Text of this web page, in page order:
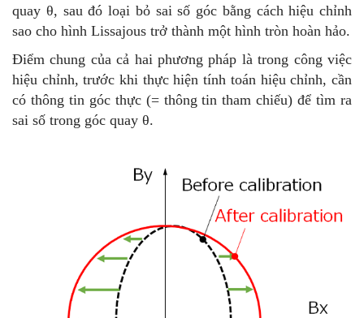
quay θ, sau đó loại bỏ sai số góc bằng cách hiệu chỉnh
sao cho hình Lissajous trở thành một hình tròn hoàn hảo.
Điểm chung của cả hai phương pháp là trong công việc
hiệu chỉnh, trước khi thực hiện tính toán hiệu chỉnh, cần
có thông tin góc thực (= thông tin tham chiếu) để tìm ra
sai số trong góc quay θ.